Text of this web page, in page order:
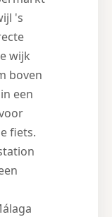
's
wijk
boven
een
fiets.